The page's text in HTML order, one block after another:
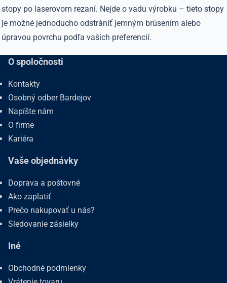
stopy po laserovom rezaní. Nejde o vadu výrobku – tieto stopy
je možné jednoducho odstrániť jemným brúsením alebo
úpravou povrchu podľa vašich preferencií.
O spoločnosti
Kontakty
Osobný odber Bardejov
Napíšte nám
O firme
Kariéra
Vaše objednávky
Doprava a poštovné
Ako zaplatiť
Prečo nakupovať u nás?
Sledovanie zásielky
Iné
Obchodné podmienky